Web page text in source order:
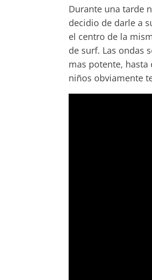
Durante una tarde
decidio de darle a
el centro de la
de surf. Las ondas
mas potente,
niños obviamente